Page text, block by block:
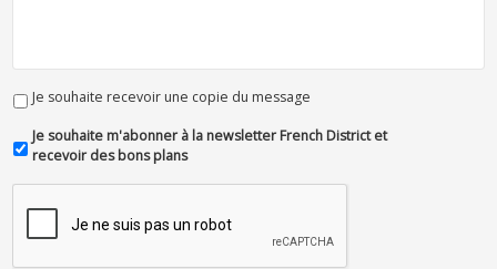
Je souhaite recevoir une copie du message
Je souhaite m'abonner à la newsletter French District et
recevoir des bons plans